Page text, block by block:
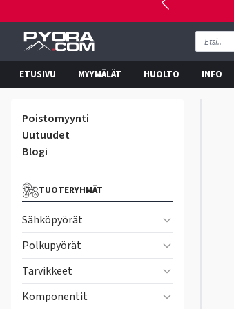
ETUSIVU MYYMÄLÄT HUOLTO INFO
Poistomyynti
Uutuudet
Blogi
TUOTERYHMÄT
Sähköpyörät
Polkupyörät
Tarvikkeet
Komponentit